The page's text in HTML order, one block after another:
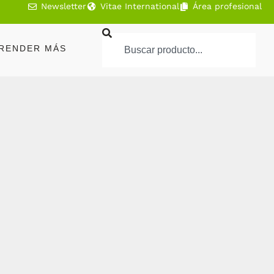
Newsletter Vitae International Área profesional
MÁS